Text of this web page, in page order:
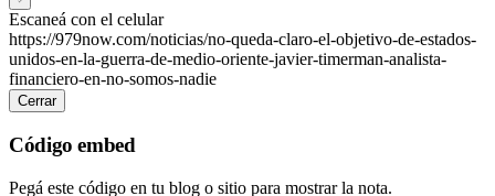
Escaneá con el celular
https://979now.com/noticias/no-queda-claro-el-objetivo-de-estados-
unidos-en-la-guerra-de-medio-oriente-javier-timerman-analista-
financiero-en-no-somos-nadie
Cerrar
Código embed
Pegá este código en tu blog o sitio para mostrar la nota.